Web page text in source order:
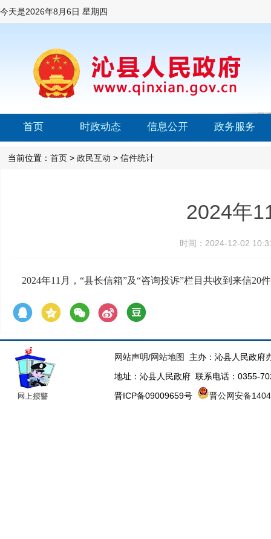
今天是2026年8月6日 星期四
首页 时政动态 信息公开 政务服务
当前位置： 首页 > 政民互动 > 信件统计
2024年
时间：2024-12-02
2024年11月，“县长信箱”及“咨询投诉”栏目共收到来信20
网站声明/网站地图
主办：沁县人民政府
地址：沁县人民政府 联系电话：0355-
晋ICP备09009659号
晋公网安备